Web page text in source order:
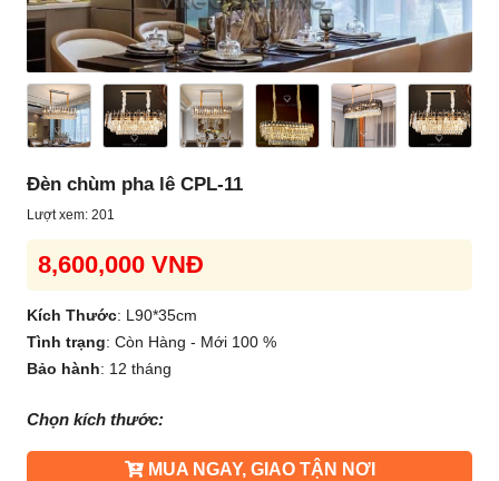
Đèn chùm pha lê CPL-11
Lượt xem: 201
8,600,000 VNĐ
Kích Thước: L90*35cm
Tình trạng: Còn Hàng - Mới 100 %
Bảo hành: 12 tháng
Chọn kích thước:
MUA NGAY, GIAO TẬN NƠI